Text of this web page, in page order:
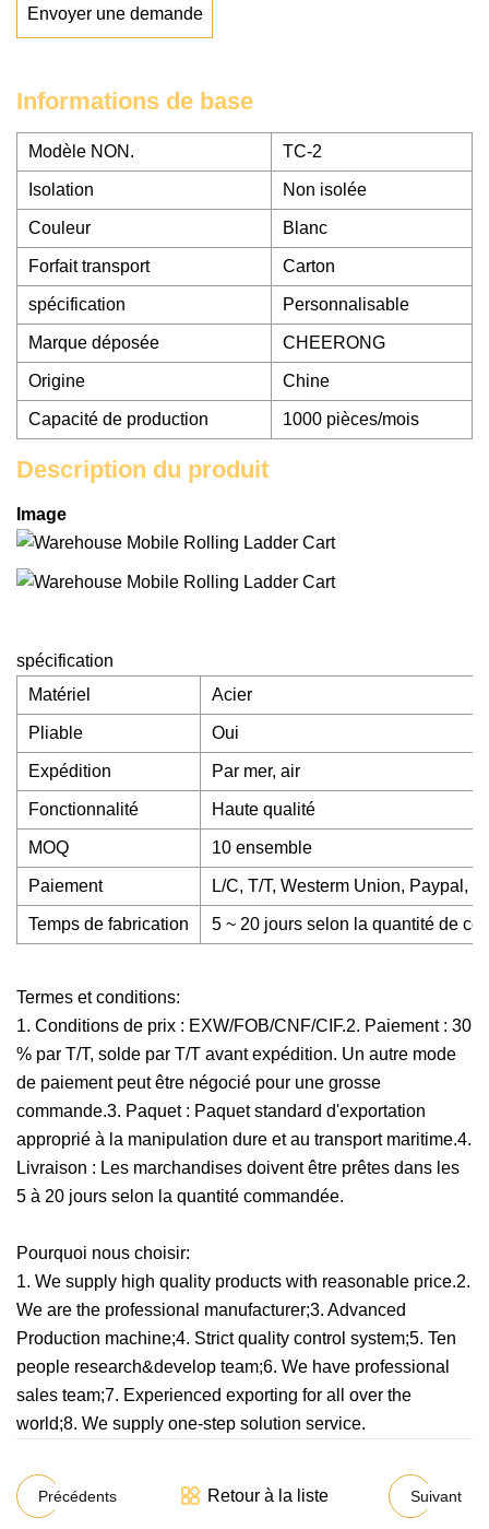
Envoyer une demande
Informations de base
Modèle NON. TC-2
Isolation Non isolée
Couleur Blanc
Forfait transport Carton
spécification Personnalisable
Marque déposée CHEERONG
Origine Chine
Capacité de production 1000 pièces/mois
Description du produit
Image
spécification
Matériel
Acier
Pliable Oui
Expédition Par mer, air
Fonctionnalité Haute qualité
MOQ 10 ensemble
Paiement L/C, T/T, Westerm Union, Paypal,
Temps de fabrication 5 ~ 20 jours selon la quantité de
Termes et conditions:
1. Conditions de prix : EXW/FOB/CNF/CIF.2. Paiement : 30
% par T/T, solde par T/T avant expédition. Un autre mode
de paiement peut être négocié pour une grosse
commande.3. Paquet : Paquet standard d'exportation
approprié à la manipulation dure et au transport maritime.4.
Livraison : Les marchandises doivent être prêtes dans les
5 à 20 jours selon la quantité commandée.
Pourquoi nous choisir:
1. We supply high quality products with reasonable price.2.
We are the professional manufacturer;3. Advanced
Production machine;4. Strict quality control system;5. Ten
people research&develop team;6. We have professional
sales team;7. Experienced exporting for all over the
world;8. We supply one-step solution service.
Précédents Retour à la liste Suivant